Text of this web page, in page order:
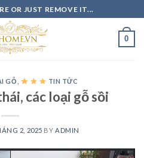
OR JUST REMOVE IT...
0
GỖ TIN TỨC
các loại gỗ sồi
2, 2025 BY ADMIN